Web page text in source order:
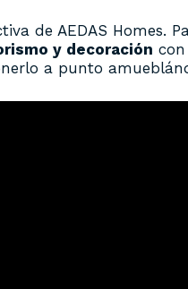
de AEDAS Homes.
y decoración
a punto